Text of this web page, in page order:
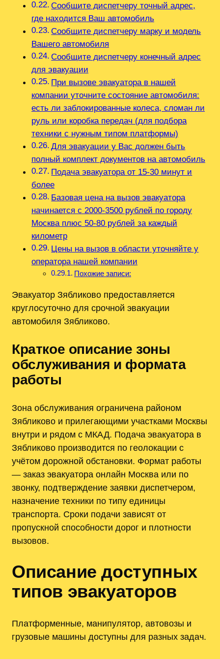
Сообщите диспетчеру точный адрес,
где находится Ваш автомобиль
Сообщите диспетчеру марку и модель
Вашего автомобиля
Сообщите диспетчеру конечный адрес
для эвакуации
При вызове эвакуатора в нашей
компании уточните состояние автомобиля:
есть ли заблокированные колеса, сломан ли
руль или коробка передач (для подбора
техники с нужным типом платформы)
Для эвакуации у Вас должен быть
полный комплект документов на автомобиль
Подача эвакуатора от 15-30 минут и
более
Базовая цена на вызов эвакуатора
начинается с 2000-3500 рублей по городу
Москва плюс 50-80 рублей за каждый
километр
Цены на вызов в области уточняйте у
оператора нашей компании
Похожие записи:
Эвакуатор Зябликово предоставляется
круглосуточно для срочной эвакуации
автомобиля Зябликово.
Краткое описание зоны
обслуживания и формата
работы
Зона обслуживания ограничена районом
Зябликово и прилегающими участками Москвы
внутри и рядом с МКАД. Подача эвакуатора в
Зябликово производится по геолокации с
учётом дорожной обстановки. Формат работы
— заказ эвакуатора онлайн Москва или по
звонку, подтверждение заявки диспетчером,
назначение техники по типу единицы
транспорта. Сроки подачи зависят от
пропускной способности дорог и плотности
вызовов.
Описание доступных
типов эвакуаторов
Платформенные, манипулятор, автовозы и
грузовые машины доступны для разных задач.